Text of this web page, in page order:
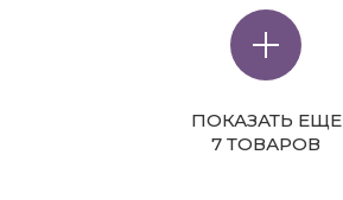
ПОКАЗАТЬ ЕЩЕ
7 ТОВАРОВ